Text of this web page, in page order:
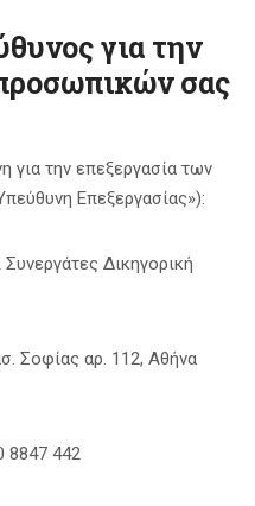
για την
σας
για την επεξεργασία των
Επεξεργασίας»):
Δικηγορική
Σοφίας αρ. 112, Αθήνα
8847 442